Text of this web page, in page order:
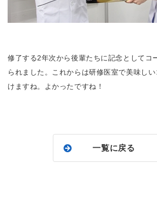
修了する2年次から後輩たちに記念としてコ
られました。これからは研修医室で美味し
けますね。よかったですね！
一覧に戻る